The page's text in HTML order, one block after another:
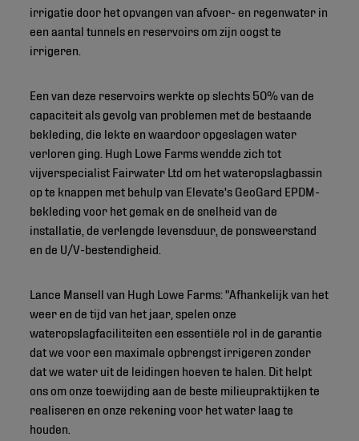
irrigatie door het opvangen van afvoer- en regenwater in
een aantal tunnels en reservoirs om zijn oogst te
irrigeren.
Een van deze reservoirs werkte op slechts 50% van de
capaciteit als gevolg van problemen met de bestaande
bekleding, die lekte en waardoor opgeslagen water
verloren ging. Hugh Lowe Farms wendde zich tot
vijverspecialist Fairwater Ltd om het wateropslagbassin
op te knappen met behulp van Elevate's GeoGard EPDM-
bekleding voor het gemak en de snelheid van de
installatie, de verlengde levensduur, de ponsweerstand
en de U/V-bestendigheid.
Lance Mansell van Hugh Lowe Farms: "Afhankelijk van het
weer en de tijd van het jaar, spelen onze
wateropslagfaciliteiten een essentiële rol in de garantie
dat we voor een maximale opbrengst irrigeren zonder
dat we water uit de leidingen hoeven te halen. Dit helpt
ons om onze toewijding aan de beste milieupraktijken te
realiseren en onze rekening voor het water laag te
houden.